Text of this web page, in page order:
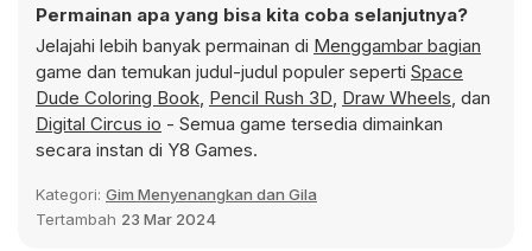
Permainan apa yang bisa kita coba selanjutnya?
Jelajahi lebih banyak permainan di Menggambar bagian
game dan temukan judul-judul populer seperti Space
Dude Coloring Book, Pencil Rush 3D, Draw Wheels, dan
Digital Circus io - Semua game tersedia dimainkan
secara instan di Y8 Games.
Kategori: Gim Menyenangkan dan Gila
Tertambah 23 Mar 2024